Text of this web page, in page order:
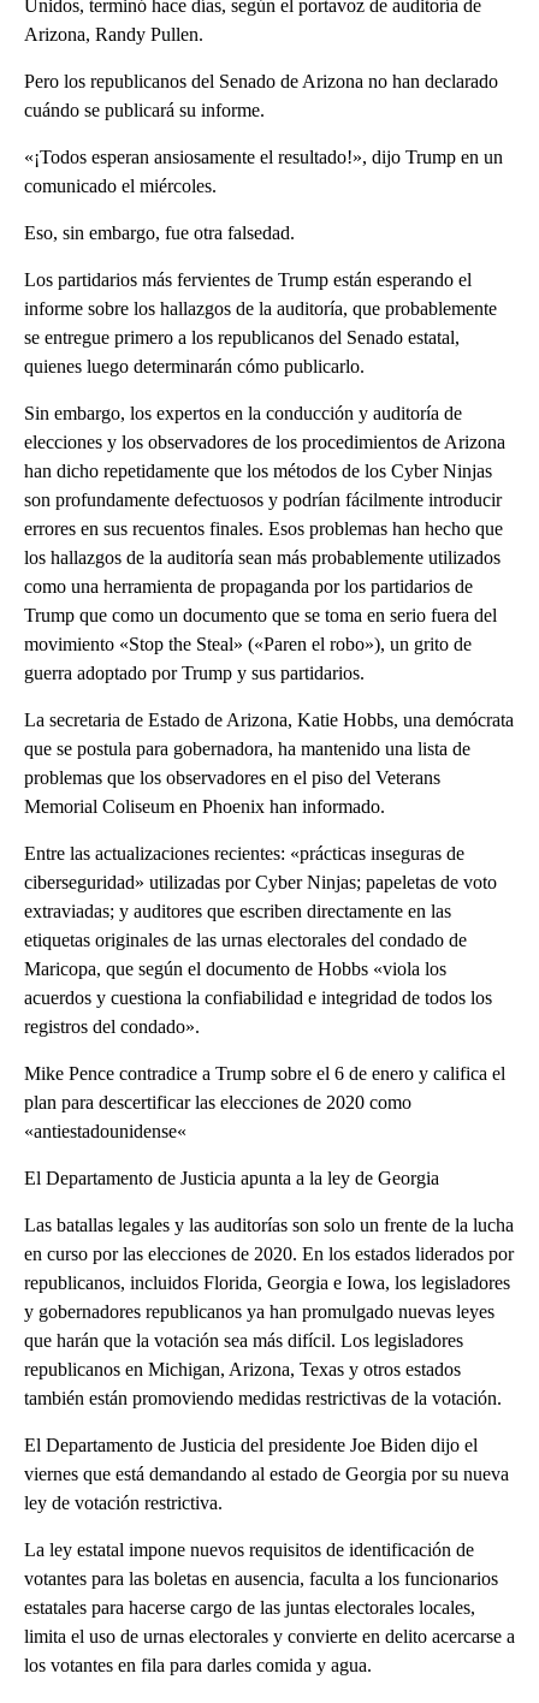
Unidos, terminó hace días, según el portavoz de auditoría de
Arizona, Randy Pullen.
Pero los republicanos del Senado de Arizona no han declarado
cuándo se publicará su informe.
«¡Todos esperan ansiosamente el resultado!», dijo Trump en un
comunicado el miércoles.
Eso, sin embargo, fue otra falsedad.
Los partidarios más fervientes de Trump están esperando el
informe sobre los hallazgos de la auditoría, que probablemente
se entregue primero a los republicanos del Senado estatal,
quienes luego determinarán cómo publicarlo.
Sin embargo, los expertos en la conducción y auditoría de
elecciones y los observadores de los procedimientos de Arizona
han dicho repetidamente que los métodos de los Cyber Ninjas
son profundamente defectuosos y podrían fácilmente introducir
errores en sus recuentos finales. Esos problemas han hecho que
los hallazgos de la auditoría sean más probablemente utilizados
como una herramienta de propaganda por los partidarios de
Trump que como un documento que se toma en serio fuera del
movimiento «Stop the Steal» («Paren el robo»), un grito de
guerra adoptado por Trump y sus partidarios.
La secretaria de Estado de Arizona, Katie Hobbs, una demócrata
que se postula para gobernadora, ha mantenido una lista de
problemas que los observadores en el piso del Veterans
Memorial Coliseum en Phoenix han informado.
Entre las actualizaciones recientes: «prácticas inseguras de
ciberseguridad» utilizadas por Cyber Ninjas; papeletas de voto
extraviadas; y auditores que escriben directamente en las
etiquetas originales de las urnas electorales del condado de
Maricopa, que según el documento de Hobbs «viola los
acuerdos y cuestiona la confiabilidad e integridad de todos los
registros del condado».
Mike Pence contradice a Trump sobre el 6 de enero y califica el
plan para descertificar las elecciones de 2020 como
«antiestadounidense«
El Departamento de Justicia apunta a la ley de Georgia
Las batallas legales y las auditorías son solo un frente de la lucha
en curso por las elecciones de 2020. En los estados liderados por
republicanos, incluidos Florida, Georgia e Iowa, los legisladores
y gobernadores republicanos ya han promulgado nuevas leyes
que harán que la votación sea más difícil. Los legisladores
republicanos en Michigan, Arizona, Texas y otros estados
también están promoviendo medidas restrictivas de la votación.
El Departamento de Justicia del presidente Joe Biden dijo el
viernes que está demandando al estado de Georgia por su nueva
ley de votación restrictiva.
La ley estatal impone nuevos requisitos de identificación de
votantes para las boletas en ausencia, faculta a los funcionarios
estatales para hacerse cargo de las juntas electorales locales,
limita el uso de urnas electorales y convierte en delito acercarse a
los votantes en fila para darles comida y agua.